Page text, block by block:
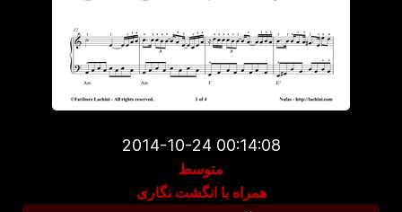
2014-10-24 00:14:08
متوسط
همراه با انگشت نگاری